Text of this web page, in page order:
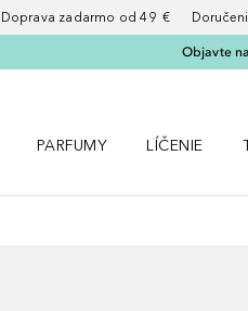
zadarmo od 49 €
Objavte
PARFUMY
LÍČENIE